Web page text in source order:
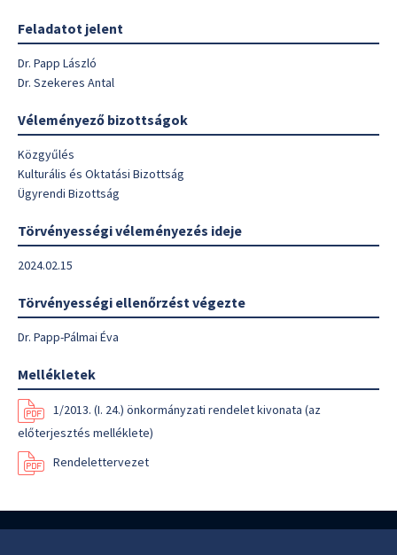
Feladatot jelent
Dr. Papp László
Dr. Szekeres Antal
Véleményező bizottságok
Közgyűlés
Kulturális és Oktatási Bizottság
Ügyrendi Bizottság
Törvényességi véleményezés ideje
2024.02.15
Törvényességi ellenőrzést végezte
Dr. Papp-Pálmai Éva
Mellékletek
1/2013. (I. 24.) önkormányzati rendelet kivonata (az
előterjesztés melléklete)
Rendelettervezet